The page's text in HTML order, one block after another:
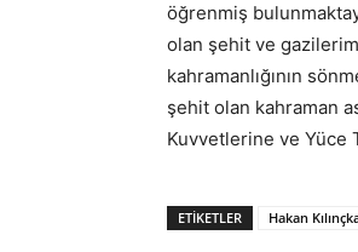
öğrenmiş
olan şehit ve
kahramanlığının
şehit olan kahraman
Kuvvetlerine ve Yüce
ETIKETLER Hakan